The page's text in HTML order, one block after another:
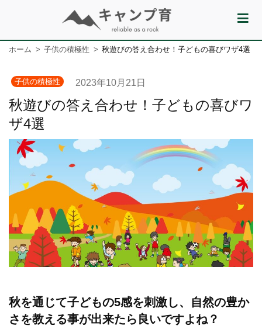
ホーム 子供の積極性 秋遊びの答え合わせ！子どもの喜びワザ4選
子供の積極性 2023年10月21日
秋遊びの答え合わせ！子どもの喜びワ
ザ4選
秋を通じて子どもの5感を刺激し、自然の豊か
さを教える事が出来たら良いですよね？